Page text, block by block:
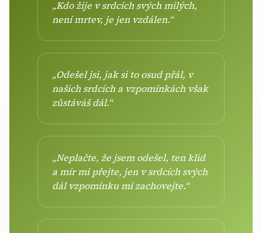
„Kdo žije v srdcích svých milých,
není mrtev, je jen vzdálen.“
„Odešel jsi, jak si to osud přál, v
našich srdcích a vzpomínkách však
zůstáváš dál.“
„Neplačte, že jsem odešel, ten klid
a mír mi přejte, jen v srdcích svých
dál vzpomínku mi zachovejte.“